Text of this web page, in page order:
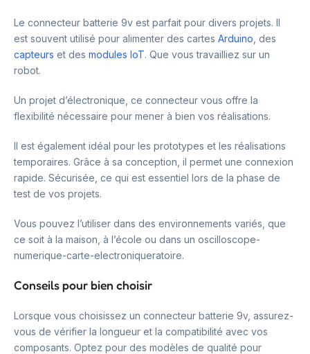
Le connecteur batterie 9v est parfait pour divers projets. Il
est souvent utilisé pour alimenter des cartes Arduino , des
capteurs et des modules IoT. Que vous travailliez sur un
robot.
Un projet d’électronique, ce connecteur vous offre la
flexibilité nécessaire pour mener à bien vos réalisations.
Il est également idéal pour les prototypes et les réalisations
temporaires. Grâce à sa conception, il permet une connexion
rapide. Sécurisée, ce qui est essentiel lors de la phase de
test de vos projets.
Vous pouvez l’utiliser dans des environnements variés, que
ce soit à la maison, à l’école ou dans un oscilloscope-
numerique-carte-electroniqueratoire.
Conseils pour bien choisir
Lorsque vous choisissez un connecteur batterie 9v, assurez-
vous de vérifier la longueur et la compatibilité avec vos
composants. Optez pour des modèles de qualité pour